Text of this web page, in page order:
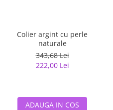
Colier argint cu perle
naturale
343,68 Lei
222,00 Lei
ADAUGA IN COS